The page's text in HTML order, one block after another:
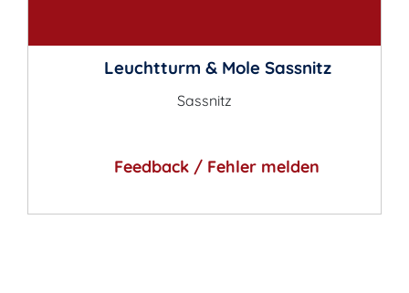
Leuchtturm & Mole Sassnitz
Sassnitz
Feedback / Fehler melden